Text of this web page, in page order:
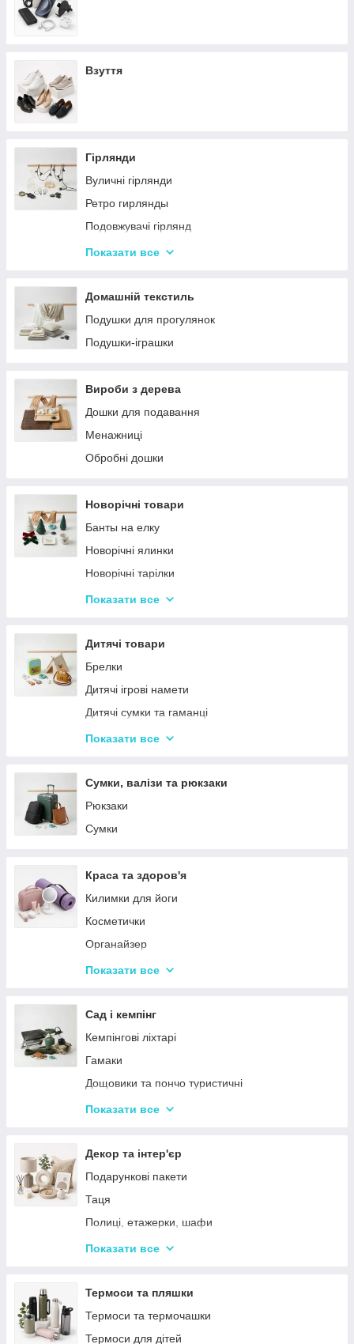
Взуття
Гірлянди
Вуличні гірлянди
Ретро гирлянды
Подовжувачі гірлянд
Хатні гірлянди
Показати все
Домашній текстиль
Подушки для прогулянок
Подушки-іграшки
Вироби з дерева
Дошки для подавання
Менажниці
Обробні дошки
Новорічні товари
Банты на елку
Новорічні ялинки
Новорічні тарілки
Новорічні фігурки та статуетки
Столовий посуд
Хвойні гірлянди
Показати все
Дитячі товари
Брелки
Дитячі ігрові намети
Дитячі сумки та гаманці
Дитячі фотокамери
Показати все
Сумки, валізи та рюкзаки
Рюкзаки
Сумки
Краса та здоров'я
Килимки для йоги
Косметички
Органайзер
Косметичні дзеркала
Стайлери
Плойки
Машинки для стриження
Воскоплави
Лампи для манікюр
Електробритви
Фени
Гофре та випрямлячі для волосся
Ручні масажери для тіла
Показати все
Сад і кемпінг
Кемпінгові ліхтарі
Гамаки
Дощовики та пончо туристичні
Садове освітлення
Термосумки
Туристичні інструменти та набори
Туристичні нагрівачі
Туристичні плити
Аксесуари
Мангали
Набори для пікніка
Туристичні килимки
Показати все
Декор та інтер'єр
Подарункові пакети
Таця
Полиці, етажерки, шафи
Серветки сервірувальні
Сміттєві відра
Новогодний декор
Декоративні таці
Показати все
Термоси та пляшки
Термоси та термочашки
Термоси для дітей